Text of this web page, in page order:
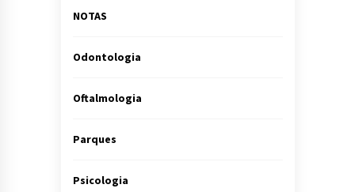
NOTAS
Odontologia
Oftalmologia
Parques
Psicologia